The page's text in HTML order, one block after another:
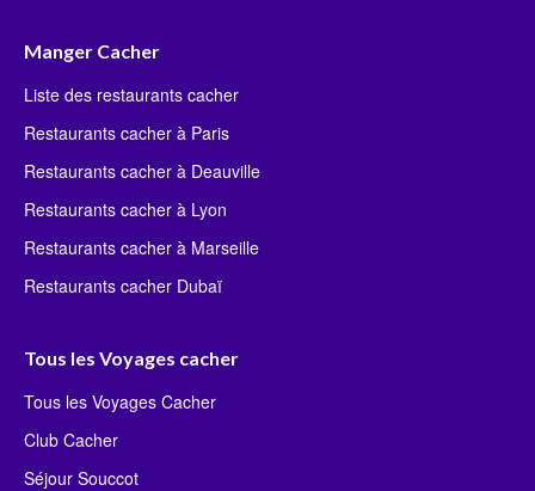
Manger Cacher
Liste des restaurants cacher
Restaurants cacher à Paris
Restaurants cacher à Deauville
Restaurants cacher à Lyon
Restaurants cacher à Marseille
Restaurants cacher Dubaï
Tous les Voyages cacher
Tous les Voyages Cacher
Club Cacher
Séjour Souccot